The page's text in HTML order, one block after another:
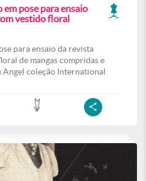
pose para ensaio
vestido floral
para ensaio da revista
de mangas compridas e
coleção International